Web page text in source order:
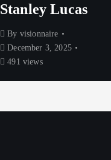
Stanley Lucas
By visionnaire
December 3, 2025
491 views